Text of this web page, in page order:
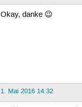
Okay, danke 😉
1. Mai 2016 14:32